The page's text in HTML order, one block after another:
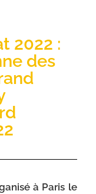
2022 :
des
à Paris le